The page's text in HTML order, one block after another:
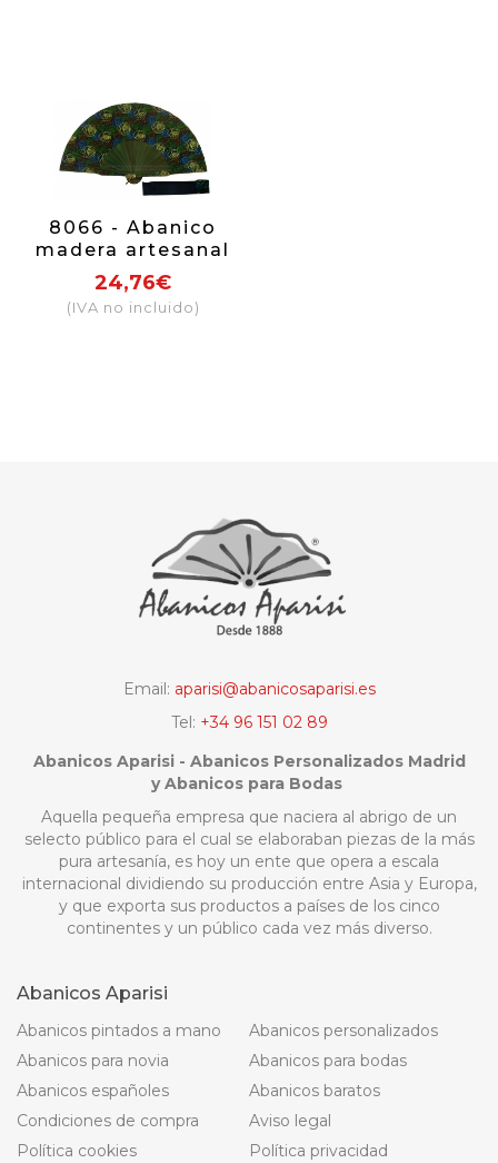
8066 - Abanico
madera artesanal
24,76€
(IVA no incluido)
Email: aparisi@abanicosaparisi.es
Tel: +34 96 151 02 89
Abanicos Aparisi - Abanicos Personalizados Madrid
y Abanicos para Bodas
Aquella pequeña empresa que naciera al abrigo de un
selecto público para el cual se elaboraban piezas de la más
pura artesanía, es hoy un ente que opera a escala
internacional dividiendo su producción entre Asia y Europa,
y que exporta sus productos a países de los cinco
continentes y un público cada vez más diverso.
Abanicos Aparisi
Abanicos pintados a mano
Abanicos personalizados
Abanicos para novia
Abanicos para bodas
Abanicos españoles
Abanicos baratos
Condiciones de compra
Aviso legal
Política cookies
Política privacidad